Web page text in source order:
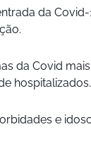
da
da Covid
hospitalizados.
e